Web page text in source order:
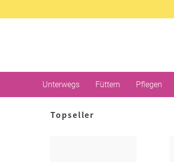
Unterwegs Füttern Pflegen
Topseller